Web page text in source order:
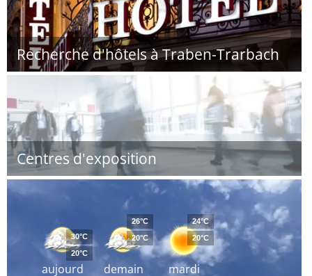
Recherche d'hôtels à Traben-Trarbach
Centres d'exposition
aujourd
30°C
20°C
demain
26°C
20°C
mardi
24°C
20°C